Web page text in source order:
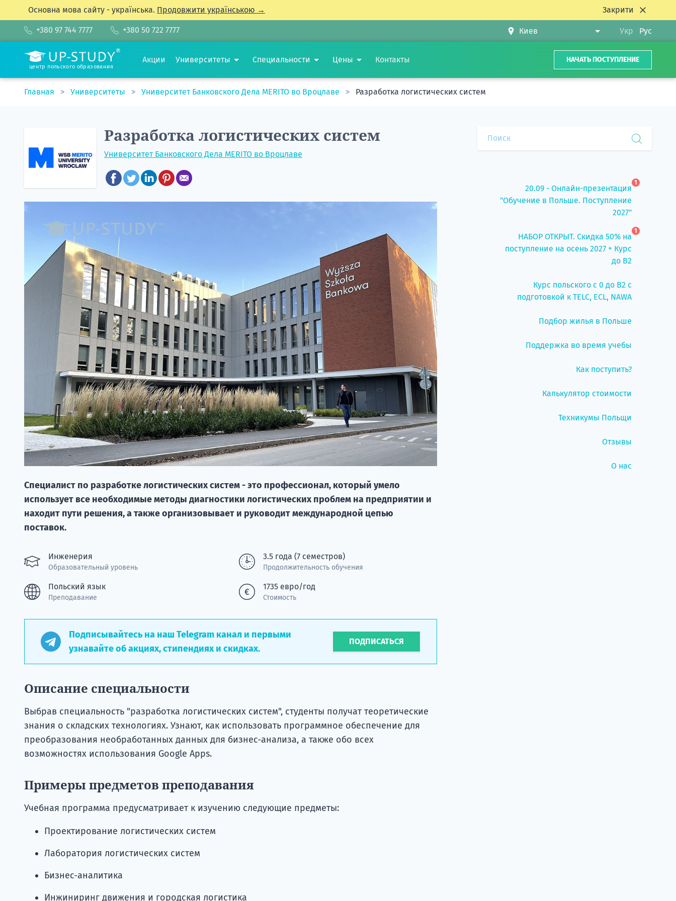
Основна мова сайту - українська. Продовжити українською → Закрити
+380 97 744 7777 +380 50 722 7777 Укр Рус
центр польского образования
Акции Университеты Специальности Цены Контакты НАЧАТЬ ПОСТУПЛЕНИЕ
Главная Университеты Университет Банковского Дела MERITO во Вроцлаве Разработка логистических систем
Разработка логистических систем
Университет Банковского Дела MERITO во Вроцлаве
Специалист по разработке логистических систем - это профессионал, который умело
использует все необходимые методы диагностики логистических проблем на предприятии и
находит пути решения, а также организовывает и руководит международной цепью
поставок.
Инженерия
Образовательный уровень
3.5 года (7 семестров)
Продолжительность обучения
Польский язык
Преподавание
1735 евро/год
Стоимость
Подписывайтесь на наш Telegram канал и первыми
узнавайте об акциях, стипендиях и скидках.
ПОДПИСАТЬСЯ
Описание специальности
Выбрав специальность "разработка логистических систем", студенты получат теоретические
знания о складских технологиях. Узнают, как использовать программное обеспечение для
преобразования необработанных данных для бизнес-анализа, а также обо всех
возможностях использования Google Apps.
Примеры предметов преподавания
Учебная программа предусматривает к изучению следующие предметы:
Проектирование логистических систем
Лаборатория логистических систем
Бизнес-аналитика
Инжиниринг движения и городская логистика
20.09 - Онлайн-презентация
"Обучение в Польше. Поступление
2027"
1
НАБОР ОТКРЫТ. Скидка 50% на
поступление на осень 2027 + Курс
до B2
1
Курс польского с 0 до B2 с
подготовкой к TELC, ECL, NAWA
Подбор жилья в Польше
Поддержка во время учебы
Как поступить?
Калькулятор стоимости
Техникумы Польщи
Отзывы
О нас